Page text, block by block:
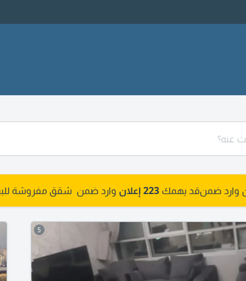
وارد ضمنقد يهمك 223 إعلان وارد ضمن شقق مفروشة
5